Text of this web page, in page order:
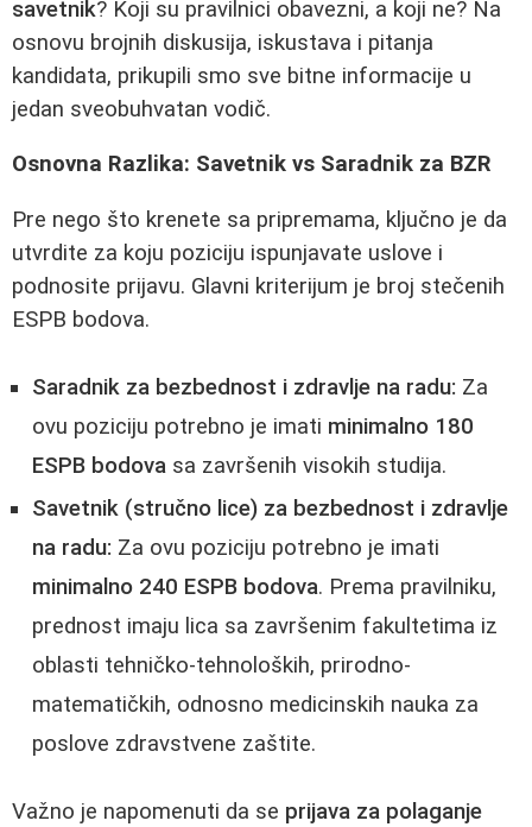
savetnik? Koji su pravilnici obavezni, a koji ne? Na
osnovu brojnih diskusija, iskustava i pitanja
kandidata, prikupili smo sve bitne informacije u
jedan sveobuhvatan vodič.
Osnovna Razlika: Savetnik vs Saradnik za BZR
Pre nego što krenete sa pripremama, ključno je da
utvrdite za koju poziciju ispunjavate uslove i
podnosite prijavu. Glavni kriterijum je broj stečenih
ESPB bodova.
Saradnik za bezbednost i zdravlje na radu: Za
ovu poziciju potrebno je imati minimalno 180
ESPB bodova sa završenih visokih studija.
Savetnik (stručno lice) za bezbednost i zdravlje
na radu: Za ovu poziciju potrebno je imati
minimalno 240 ESPB bodova. Prema pravilniku,
prednost imaju lica sa završenim fakultetima iz
oblasti tehničko-tehnoloških, prirodno-
matematičkih, odnosno medicinskih nauka za
poslove zdravstvene zaštite.
Važno je napomenuti da se prijava za polaganje